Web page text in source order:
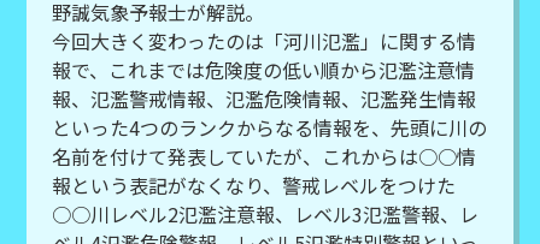
野誠気象予報士が解説。
今回大きく変わったのは「河川氾濫」に関する情
報で、これまでは危険度の低い順から氾濫注意情
報、氾濫警戒情報、氾濫危険情報、氾濫発生情報
といった4つのランクからなる情報を、先頭に川の
名前を付けて発表していたが、これからは○○情
報という表記がなくなり、警戒レベルをつけた
○○川レベル2氾濫注意報、レベル3氾濫警報、レ